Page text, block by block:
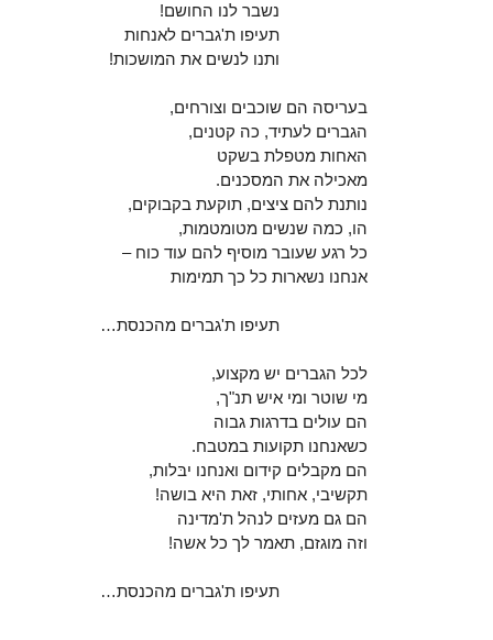
נשבר לנו החושם!
תעיפו ת'גברים לאנחות
ותנו לנשים את המושכות!
בעריסה הם שוכבים וצורחים,
הגברים לעתיד, כה קטנים,
האחות מטפלת בשקט
מאכילה את המסכנים.
נותנת להם ציצים, תוקעת בקבוקים,
הו, כמה שנשים מטומטמות,
כל רגע שעובר מוסיף להם עוד כוח –
אנחנו נשארות כל כך תמימות
תעיפו ת'גברים מהכנסת…
לכל הגברים יש מקצוע,
מי שוטר ומי איש תנ"ך,
הם עולים בדרגות גבוה
כשאנחנו תקועות במטבח.
הם מקבלים קידום ואנחנו יבּלות,
תקשיבי, אחותי, זאת היא בושה!
הם גם מעזים לנהל ת'מדינה
וזה מוגזם, תאמר לך כל אשה!
תעיפו ת'גברים מהכנסת…